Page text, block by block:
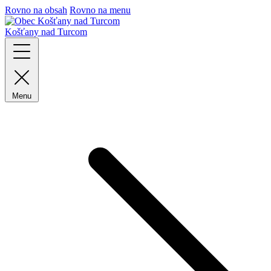
Rovno na obsah Rovno na menu
Košťany nad Turcom
Menu